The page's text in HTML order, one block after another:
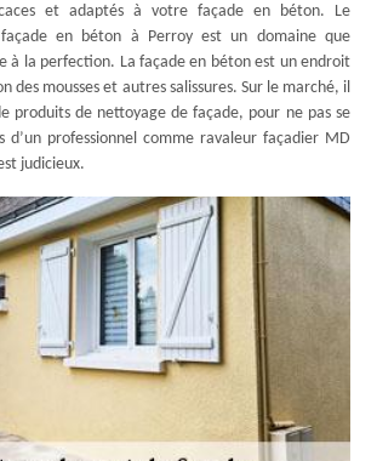
et adaptés à votre façade en béton. Le
en béton à Perroy est un domaine que
à la perfection. La façade en béton est un endroit
des mousses et autres salissures. Sur le marché, il
produits de nettoyage de façade, pour ne pas se
d’un professionnel comme ravaleur façadier MD
judicieux.